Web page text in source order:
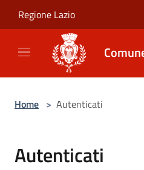
Regione Lazio
Home > Autenticati
Autenticati